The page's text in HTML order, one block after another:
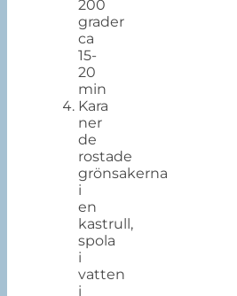
200
grader
ca
15-
20
min
Kara
ner
de
rostade
grönsakerna
i
en
kastrull,
spola
i
vatten
i